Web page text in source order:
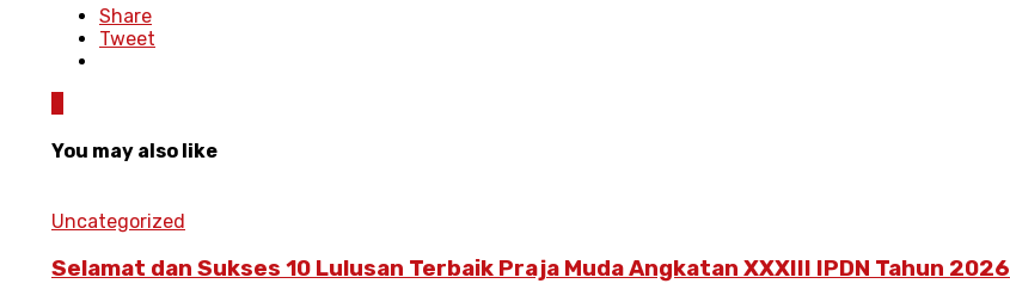
Share
Tweet
You may also like
Uncategorized
Selamat dan Sukses 10 Lulusan Terbaik Praja Muda Angkatan XXXIII IPDN Tahun 2026